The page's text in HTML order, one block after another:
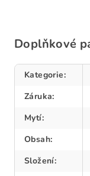
Doplňkové
Kategorie:
Záruka:
Mytí:
Obsah:
Složení: